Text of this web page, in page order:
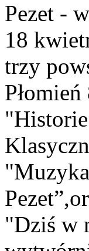
Pezet -
18
trzy
"Dziś w